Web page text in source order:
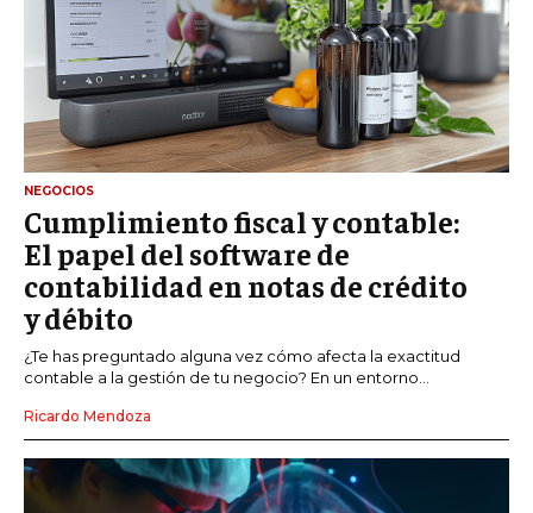
NEGOCIOS
Cumplimiento fiscal y contable:
El papel del software de
contabilidad en notas de crédito
y débito
¿Te has preguntado alguna vez cómo afecta la exactitud
contable a la gestión de tu negocio? En un entorno...
Ricardo Mendoza